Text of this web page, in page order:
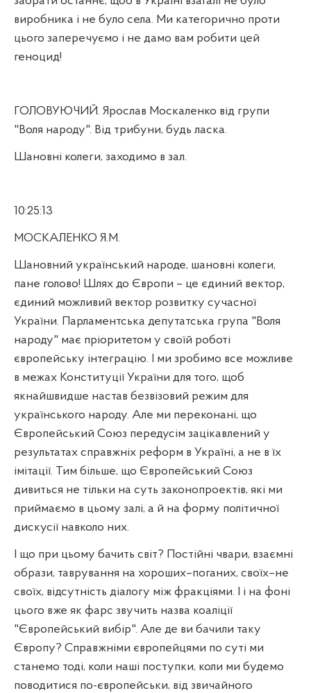
виробника і не було села. Ми категорично проти
цього заперечуємо і не дамо вам робити цей
геноцид!
ГОЛОВУЮЧИЙ. Ярослав Москаленко від групи
"Воля народу". Від трибуни, будь ласка.
Шановні колеги, заходимо в зал.
10:25:13
МОСКАЛЕНКО Я.М.
Шановний український народе, шановні колеги,
пане голово! Шлях до Європи – це єдиний вектор,
єдиний можливий вектор розвитку сучасної
України. Парламентська депутатська група "Воля
народу" має пріоритетом у своїй роботі
європейську інтеграцію. І ми зробимо все можливе
в межах Конституції України для того, щоб
якнайшвидше настав безвізовий режим для
українського народу. Але ми переконані, що
Європейський Союз передусім зацікавлений у
результатах справжніх реформ в Україні, а не в їх
імітації. Тим більше, що Європейський Союз
дивиться не тільки на суть законопроектів, які ми
приймаємо в цьому залі, а й на форму політичної
дискусії навколо них.
І що при цьому бачить світ? Постійні чвари, взаємні
образи, таврування на хороших–поганих, своїх–не
своїх, відсутність діалогу між фракціями. І і на фоні
цього вже як фарс звучить назва коаліції
"Європейський вибір". Але де ви бачили таку
Європу? Справжніми європейцями по суті ми
станемо тоді, коли наші поступки, коли ми будемо
поводитися по-європейськи, від звичайного